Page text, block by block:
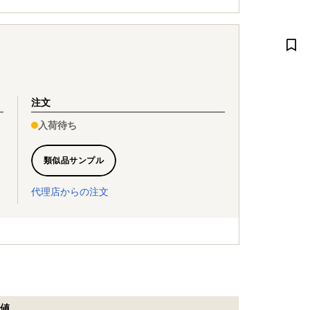
注文
入荷待ち
類似品サンプル
代理店からの注文